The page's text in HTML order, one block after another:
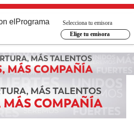
el Programa
Selecciona tu emisora
Elige tu emisora